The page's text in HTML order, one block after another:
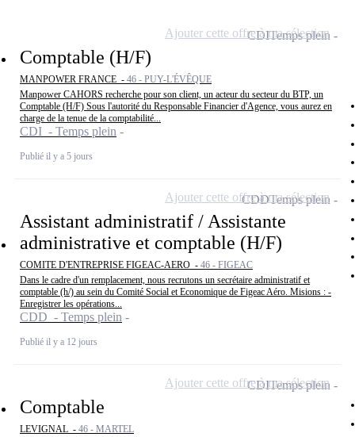
Comptable (H/F)
MANPOWER FRANCE - 46 - PUY-L'ÉVÊQUE
Manpower CAHORS recherche pour son client, un acteur du secteur du BTP, un
Comptable (H/F) Sous l'autorité du Responsable Financier d'Agence, vous aurez en
charge de la tenue de la comptabilité...
CDI - Temps plein
Publié il y a 5 jours
CDITemps plein
Ajouter cette offre à ma sélection
Assistant administratif / Assistante
administrative et comptable (H/F)
COMITE D'ENTREPRISE FIGEAC-AERO - 46 - FIGEAC
Dans le cadre d'un remplacement, nous recrutons un secrétaire administratif et
comptable (h/) au sein du Comité Social et Economique de Figeac Aéro. Misions : -
Enregistrer les opérations...
CDD - Temps plein
Publié il y a 12 jours
CDDTemps plein
Ajouter cette offre à ma sélection
Comptable
LEVIGNAL - 46 - MARTEL
CDITemps plein
Ajouter cette offre à ma sélection